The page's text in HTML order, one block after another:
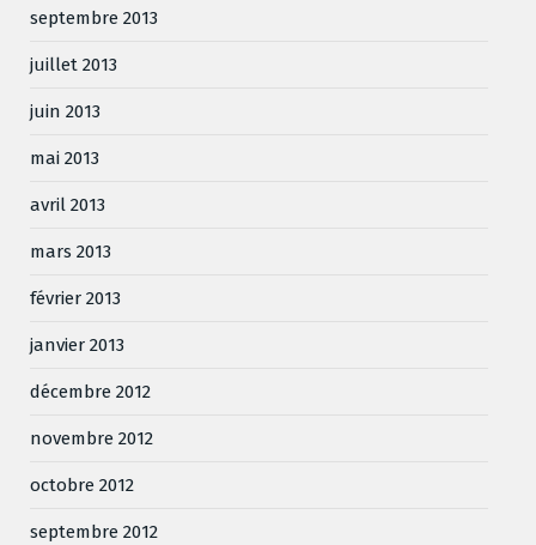
septembre 2013
juillet 2013
juin 2013
mai 2013
avril 2013
mars 2013
février 2013
janvier 2013
décembre 2012
novembre 2012
octobre 2012
septembre 2012